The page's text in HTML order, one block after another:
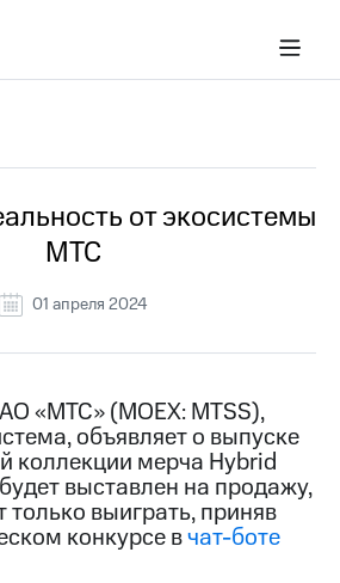
от экосистемы
МТС
01 апреля 2024
«МТС» (MOEX: MTSS),
объявляет о выпуске
коллекции мерча Hybrid
выставлен на продажу,
только выиграть, приняв
конкурсе вчат-боте